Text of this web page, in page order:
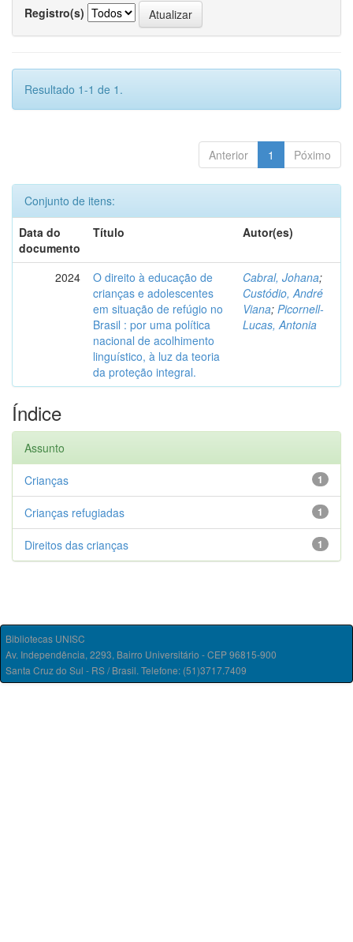
Registro(s)
Resultado 1-1 de 1.
Anterior 1 Póximo
Conjunto de itens:
Data do
documento
Título Autor(es)
2024
O direito à educação de
crianças e adolescentes
em situação de refúgio no
Brasil : por uma política
nacional de acolhimento
linguístico, à luz da teoria
da proteção integral.
Cabral, Johana;
Custódio, André
Viana; Picornell-
Lucas, Antonia
Índice
Assunto
1
Crianças
1
Crianças refugiadas
1
Direitos das crianças
Bibliotecas UNISC
Av. Independência, 2293, Bairro Universitário - CEP 96815-900
Santa Cruz do Sul - RS / Brasil. Telefone: (51)3717.7409